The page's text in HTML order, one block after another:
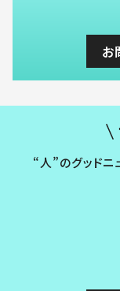
お
“人”のグッドニ